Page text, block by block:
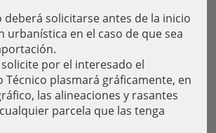
deberá solicitarse antes de la inicio
urbanística en el caso de que sea
por el interesado el
Técnico plasmará gráficamente, en
las alineaciones y rasantes
parcela que las tenga